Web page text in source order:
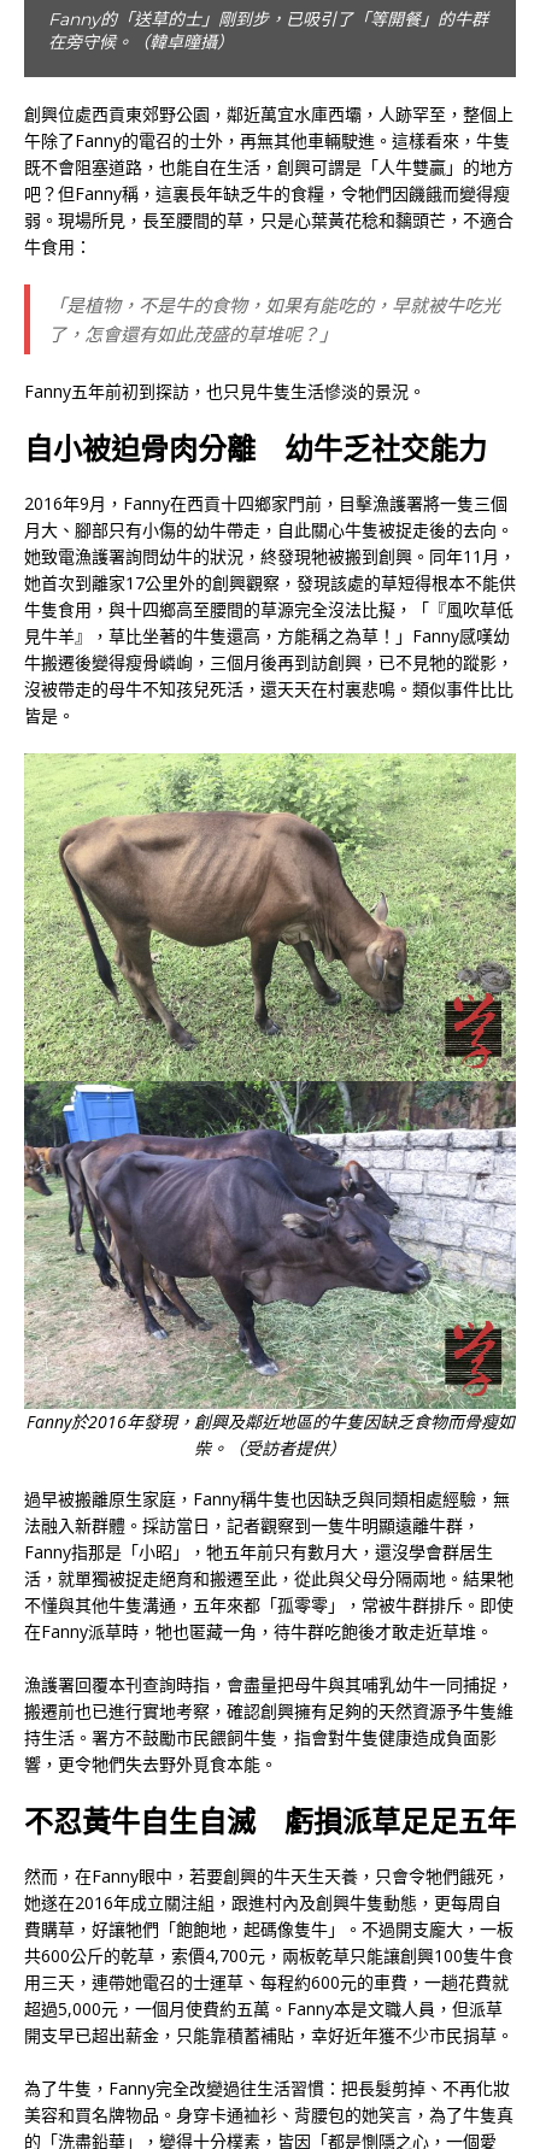
Fanny分數十回，從的士尾箱拿出一束束草予牛隻食用。
（韓卓曈攝）
創興位處西貢東郊野公園，鄰近萬宜水庫西壩，人跡罕至，整個上
午除了Fanny的電召的士外，再無其他車輛駛進。這樣看來，牛隻
既不會阻塞道路，也能自在生活，創興可謂是「人牛雙贏」的地方
吧？但Fanny稱，這裏長年缺乏牛的食糧，令牠們因饑餓而變得瘦
弱。現場所見，長至腰間的草，只是心葉黃花稔和黐頭芒，不適合
牛食用：
「是植物，不是牛的食物，如果有能吃的，早就被牛吃光
了，怎會還有如此茂盛的草堆呢？」
Fanny五年前初到探訪，也只見牛隻生活慘淡的景況。
自小被迫骨肉分離 幼牛乏社交能力
2016年9月，Fanny在西貢十四鄉家門前，目擊漁護署將一隻三個
月大、腳部只有小傷的幼牛帶走，自此關心牛隻被捉走後的去向。
她致電漁護署詢問幼牛的狀況，終發現牠被搬到創興。同年11月，
她首次到離家17公里外的創興觀察，發現該處的草短得根本不能供
牛隻食用，與十四鄉高至腰間的草源完全沒法比擬，「『風吹草低
見牛羊』，草比坐著的牛隻還高，方能稱之為草！」Fanny感嘆幼
牛搬遷後變得瘦骨嶙峋，三個月後再到訪創興，已不見牠的蹤影，
沒被帶走的母牛不知孩兒死活，還天天在村裏悲鳴。類似事件比比
皆是。
Fanny於2016年發現，創興及鄰近地區的牛隻因缺乏食物而骨瘦如
柴。（受訪者提供）
過早被搬離原生家庭，Fanny稱牛隻也因缺乏與同類相處經驗，無
法融入新群體。採訪當日，記者觀察到一隻牛明顯遠離牛群，
Fanny指那是「小昭」，牠五年前只有數月大，還沒學會群居生
活，就單獨被捉走絕育和搬遷至此，從此與父母分隔兩地。結果牠
不懂與其他牛隻溝通，五年來都「孤零零」，常被牛群排斥。即使
在Fanny派草時，牠也匿藏一角，待牛群吃飽後才敢走近草堆。
漁護署回覆本刊查詢時指，會盡量把母牛與其哺乳幼牛一同捕捉，
搬遷前也已進行實地考察，確認創興擁有足夠的天然資源予牛隻維
持生活。署方不鼓勵市民餵飼牛隻，指會對牛隻健康造成負面影
響，更令牠們失去野外覓食本能。
不忍黃牛自生自滅 虧損派草足足五年
然而，在Fanny眼中，若要創興的牛天生天養，只會令牠們餓死，
她遂在2016年成立關注組，跟進村內及創興牛隻動態，更每周自
費購草，好讓牠們「飽飽地，起碼像隻牛」。不過開支龐大，一板
共600公斤的乾草，索價4,700元，兩板乾草只能讓創興100隻牛食
用三天，連帶她電召的士運草、每程約600元的車費，一趟花費就
超過5,000元，一個月使費約五萬。Fanny本是文職人員，但派草
開支早已超出薪金，只能靠積蓄補貼，幸好近年獲不少市民捐草。
為了牛隻，Fanny完全改變過往生活習慣：把長髮剪掉、不再化妝
美容和買名牌物品。身穿卡通裇衫、背腰包的她笑言，為了牛隻真
的「洗盡鉛華」，變得十分樸素，皆因「都是惻隱之心，一個愛